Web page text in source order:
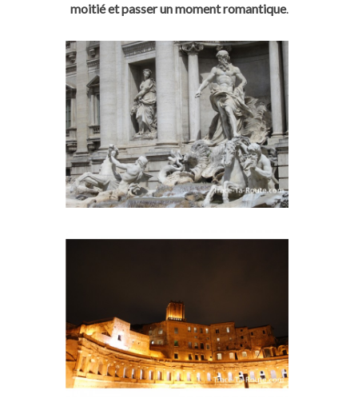
moitié et passer un moment romantique.